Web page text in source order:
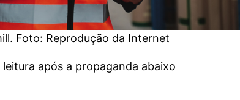
Foto: Reprodução da Internet
após a propaganda abaixo